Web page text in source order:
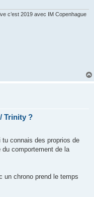
c’est 2019 avec IM Copenhague
Trinity ?
connais des proprios de
comportement de la
un chrono prend le temps